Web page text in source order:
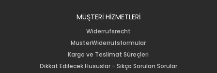
MÜŞTERİ HİZMETLERİ
Widerrufsrecht
MusterWiderrufsformular
Kargo ve Teslimat Süreçleri
Dikkat Edilecek Hususlar - Sıkça Sorulan Sorular